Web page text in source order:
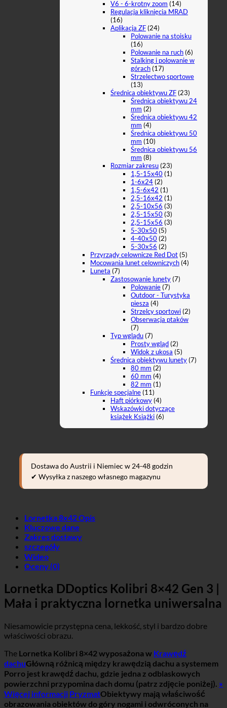
V6 - 6-krotny zoom (14)
Regulacja kliknięcia MRAD
(16)
Aplikacja ZF(24)
Polowanie na stoisku
(16)
Polowanie na ruch(6)
Stalking i polowanie w
górach(17)
Strzelectwo sportowe
(13)
Średnica obiektywu ZF(23)
Średnica obiektywu 24
mm (2)
Średnica obiektywu 42
mm (4)
Średnica obiektywu 50
mm (10)
Średnica obiektywu 56
mm (8)
Rozmiar zakresu(23)
1,5-15x40(1)
1-6x24(2)
1,5-6x42 (1)
2,5-16x42 (1)
2,5-10x56 (3)
2,5-15x50(3)
2,5-15x56 (3)
5-30x50(5)
4-40x50(2)
5-30x56 (2)
Przyrządy celownicze Red Dot(5)
Mocowania lunet celowniczych(4)
Luneta (7)
Zastosowanie lunety(7)
Polowanie(7)
Outdoor - Turystyka
piesza (4)
Strzelcy sportowi(2)
Obserwacja ptaków
(7)
Typ wglądu(7)
Prosty wgląd(2)
Widok z ukosa (5)
Średnica obiektywu lunety(7)
80 mm (2)
60 mm (4)
82 mm (1)
Funkcje specjalne(11)
Haft piórkowy(4)
Wskazówki dotyczące
książek Książki(6)
Dostawa do Austrii i Niemiec w 24-48 godzin
✔ Wysyłka z naszego własnego magazynu
Lornetka 8x42 Opis
Kluczowe dane
Zakres dostawy
szczegóły
Wideo
Oceny (0)
Lornetka DDoptics Kolibri 8×42 Gen 3 |
Mała i praktyczna lornetka uniwersalna
Niesamowicie przystępna cena, lekkość, styl i bardzo dobre
właściwości obrazu.
The Lornetka Kolibri 8×42 wyposażona w Krawędź
dachuGłówną różnicą między krawędzią dachu a systemem
Porro jest krawędź dachu, gdzie jedna z odblaskowych
powierzchni przypomina dach domu (patrz zdjęcie poniżej). »
Więcej informacji PryzmatObiektywy mają właściwość
obrazowania obiektów do góry nogami i odwróconych na